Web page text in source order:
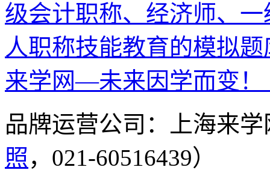
级会计职称、经济师、
人职称技能教育的模拟
来学网—未来因学而变！
品牌运营公司：上海来
照 ，021-60516439）